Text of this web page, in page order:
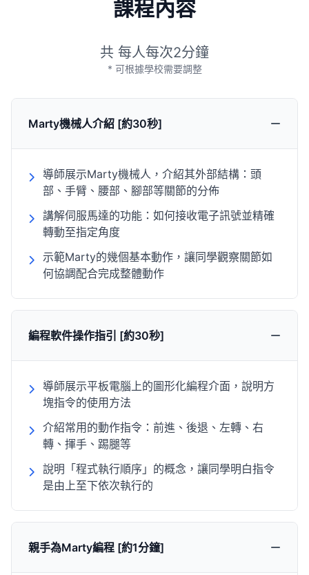
課程內容
共 每人每次2分鐘
* 可根據學校需要調整
Marty機械人介紹 [約30秒]
導師展示Marty機械人，介紹其外部結構：頭
部、手臂、腰部、腳部等關節的分佈
講解伺服馬達的功能：如何接收電子訊號並精確
轉動至指定角度
示範Marty的幾個基本動作，讓同學觀察關節如
何協調配合完成整體動作
編程軟件操作指引 [約30秒]
導師展示平板電腦上的圖形化編程介面，說明方
塊指令的使用方法
介紹常用的動作指令：前進、後退、左轉、右
轉、揮手、踢腿等
說明「程式執行順序」的概念，讓同學明白指令
是由上至下依次執行的
親手為Marty編程 [約1分鐘]